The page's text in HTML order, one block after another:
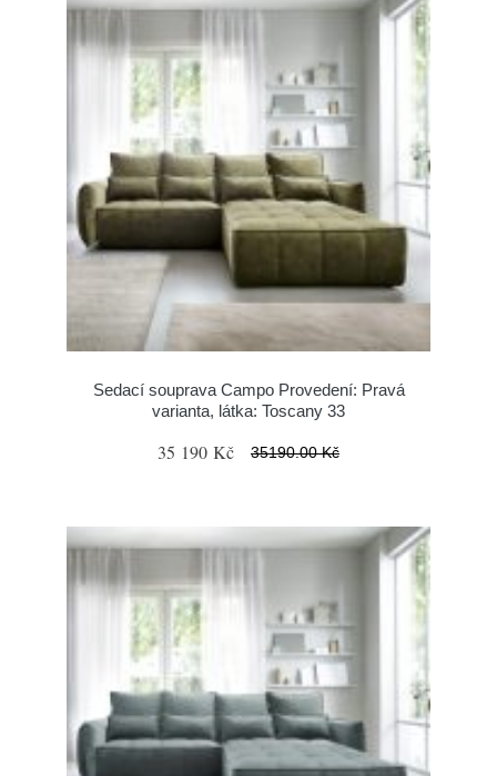
Sedací souprava Campo Provedení: Pravá
varianta, látka: Toscany 33
35 190 Kč 35190.00 Kč